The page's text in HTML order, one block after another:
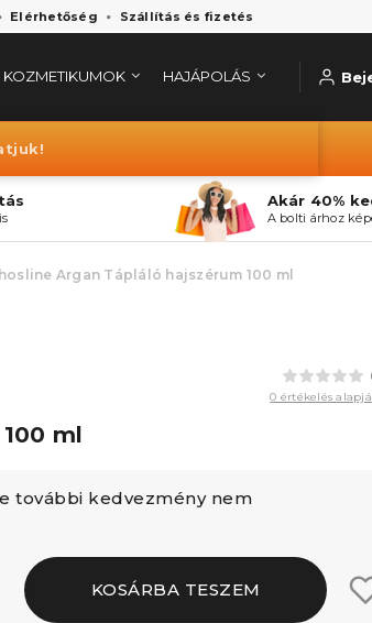
Elérhetőség Szállítás és fizetés
KOZMETIKUMOK HAJÁPOLÁS
Akár 40%
A bolti árhoz
Argan Tápláló hajszérum 100 ml
0 értékelés
ml
további kedvezmény nem
KOSÁRBA TESZEM